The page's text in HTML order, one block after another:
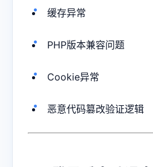
缓存异常
PHP版本兼容问题
Cookie异常
恶意代码篡改验证逻辑